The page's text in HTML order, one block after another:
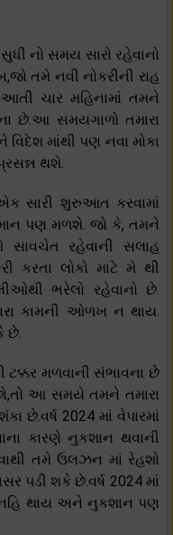
નો સમય સારો રહેવાનો
તમે નવી નોકરીની રાહ
ચાર મહિનામાં તમને
છે.આ સમયગાળો તમારા
માંથી પણ નવા મોકા
થશે.
એક સારી શુરુઆત કરવામાં
પણ મળશે. જો કે, તમને
સાવચેત રહેવાની સલાહ
કરતા લોકો માટે મે થી
ભરેલો રહેવાનો છે.
કામની ઓળખ ન થાય.
છે.
ટક્કર મળવાની સંભાવના છે
આ સમયે તમને તમારા
છે.વર્ષ 2024 માં વેપારમાં
કારણે નુકશાન થવાની
તમે ઉલઝન માં રેહશો
પડી શકે છે.વર્ષ 2024 માં
થાય અને નુકશાન પણ